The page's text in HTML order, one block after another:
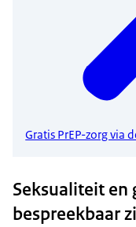
Gratis PrEP-zorg via
Seksualiteit en
bespreekbaar